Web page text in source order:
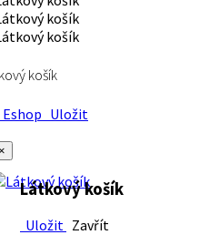
košík
Uložit
Látkový košík
Uložit Zavřít